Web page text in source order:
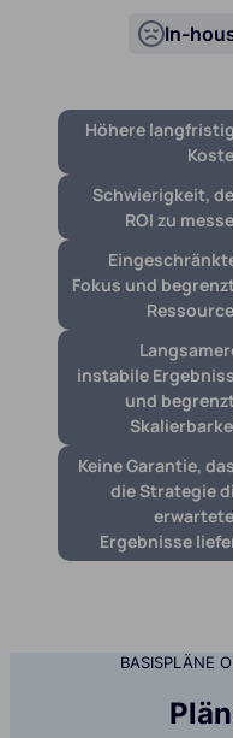
In-
Höhere
Schwierigkeit,
ROI zu
Fokus und
instabile
und
Keine Garantie,
die Strategie
Ergebnisse
BASISPLÄNE